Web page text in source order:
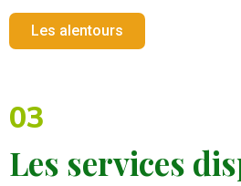
Les alentours
03
Les services